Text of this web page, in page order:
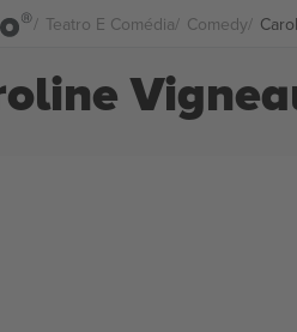
Teatro E Comédia Comedy